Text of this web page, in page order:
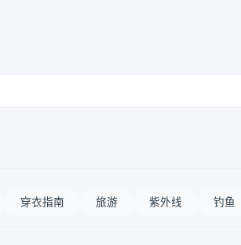
穿衣指南 旅游 紫外线 钓鱼